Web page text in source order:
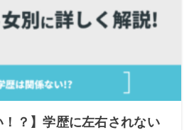
！？】学歴に左右されない